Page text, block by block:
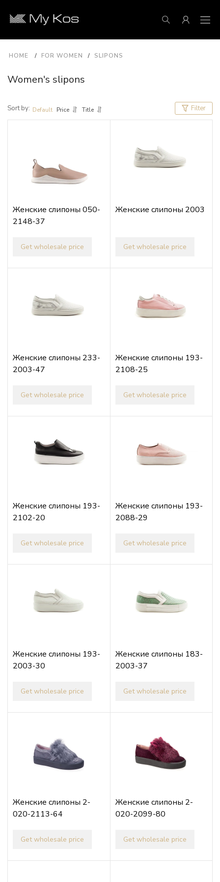
HOME FOR WOMEN SLIPONS
Women's slipons
Sort by: Default Price Title Filter
Женские слипоны 050-
2148-37
Get wholesale price
Женские слипоны 2003
Get wholesale price
Женские слипоны 233-
2003-47
Get wholesale price
Женские слипоны 193-
2108-25
Get wholesale price
Женские слипоны 193-
2102-20
Get wholesale price
Женские слипоны 193-
2088-29
Get wholesale price
Женские слипоны 193-
2003-30
Get wholesale price
Женские слипоны 183-
2003-37
Get wholesale price
Женские слипоны 2-
020-2113-64
Get wholesale price
Женские слипоны 2-
020-2099-80
Get wholesale price